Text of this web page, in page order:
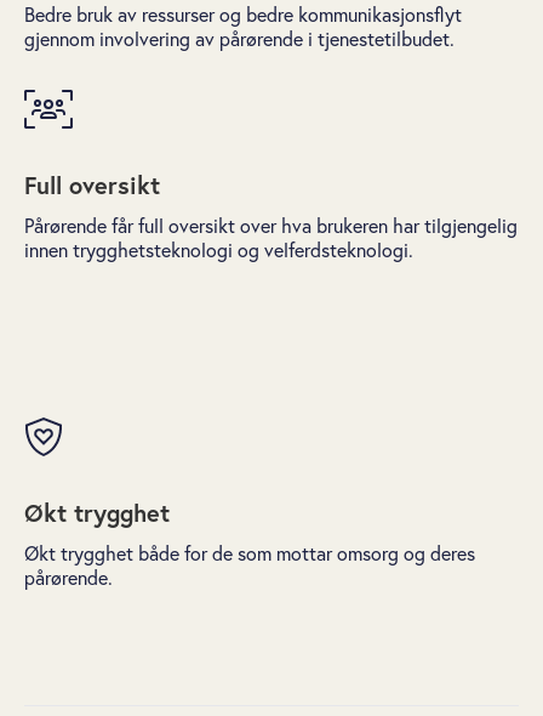
Bedre bruk av ressurser og bedre kommunikasjonsflyt
gjennom involvering av pårørende i tjenestetilbudet.
Full oversikt
Pårørende får full oversikt over hva brukeren har tilgjengelig
innen trygghetsteknologi og velferdsteknologi.
Økt trygghet
Økt trygghet både for de som mottar omsorg og deres
pårørende.